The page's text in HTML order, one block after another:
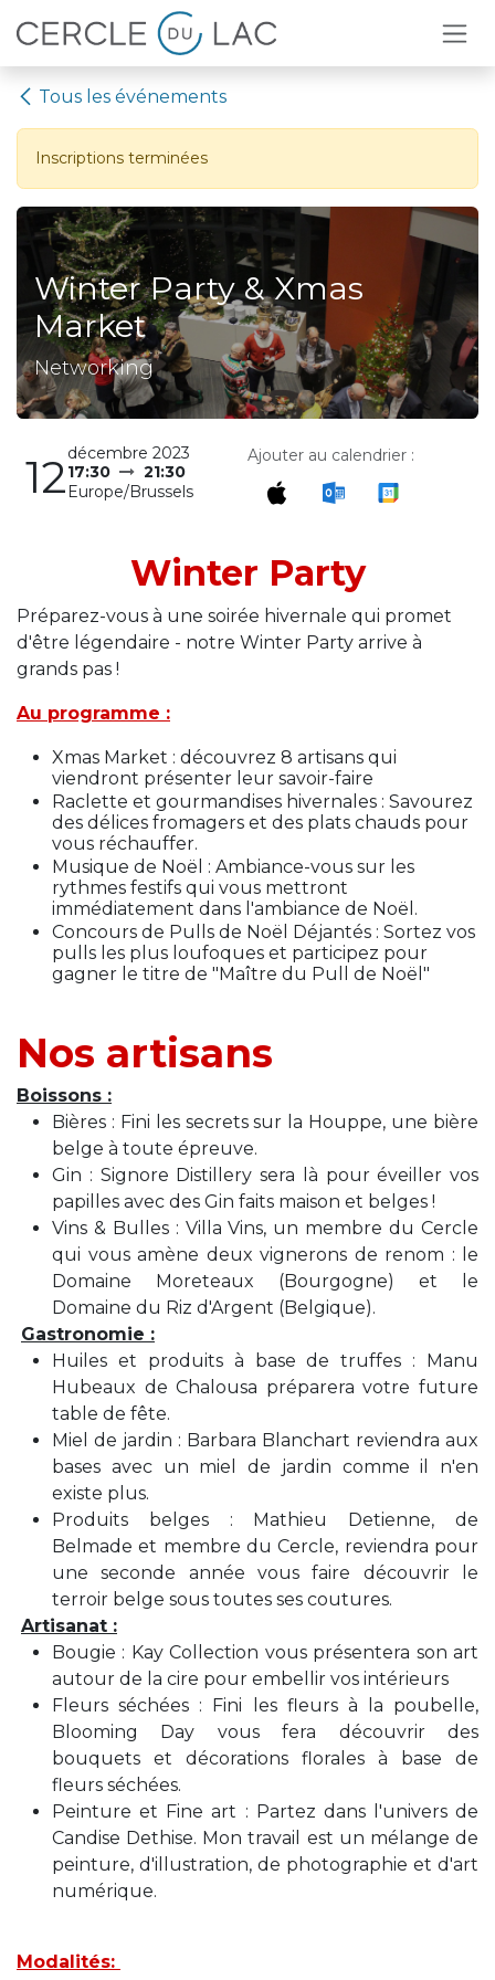
Se rendre au contenu
Tous les événements
Inscriptions terminées
Winter Party & Xmas
Market
Networking
12décembre 2023
17:30
21:30
Europe/Brussels
Ajouter au calendrier :
Winter Party
Préparez-vous à une soirée hivernale qui promet
d'être légendaire - notre Winter Party arrive à
grands pas !
Au programme :
Xmas Market : découvrez 8 artisans qui
viendront présenter leur savoir-faire
Raclette et gourmandises hivernales : Savourez
des délices fromagers et des plats chauds pour
vous réchauffer.
Musique de Noël : Ambiance-vous sur les
rythmes festifs qui vous mettront
immédiatement dans l'ambiance de Noël.
Concours de Pulls de Noël Déjantés : Sortez vos
pulls les plus loufoques et participez pour
gagner le titre de "Maître du Pull de Noël"
Nos artisans
Boissons :
Bières : Fini les secrets sur la Houppe, une bière
belge à toute épreuve.
Gin : Signore Distillery sera là pour éveiller vos
papilles avec des Gin faits maison et belges !
Vins & Bulles : Villa Vins, un membre du Cercle
qui vous amène deux vignerons de renom : le
Domaine Moreteaux (Bourgogne) et le
Domaine du Riz d'Argent (Belgique).
Gastronomie :
Huiles et produits à base de truffes : Manu
Hubeaux de Chalousa préparera votre future
table de fête.
Miel de jardin : Barbara Blanchart reviendra aux
bases avec un miel de jardin comme il n'en
existe plus.
Produits belges : Mathieu Detienne, de
Belmade et membre du Cercle, reviendra pour
une seconde année vous faire découvrir le
terroir belge sous toutes ses coutures.
Artisanat :
Bougie : Kay Collection vous présentera son art
autour de la cire pour embellir vos intérieurs
Fleurs séchées : Fini les fleurs à la poubelle,
Blooming Day vous fera découvrir des
bouquets et décorations florales à base de
fleurs séchées.
Peinture et Fine art : Partez dans l'univers de
Candise Dethise. Mon travail est un mélange de
peinture, d'illustration, de photographie et d'art
numérique.
Modalités: